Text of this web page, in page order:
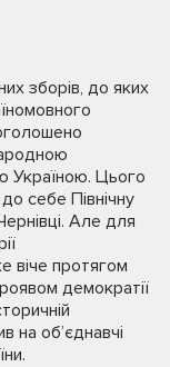
зборів, до яких
Україною. Цього
себе Північну
Але для
віче протягом
демократії
на об’єднавчі